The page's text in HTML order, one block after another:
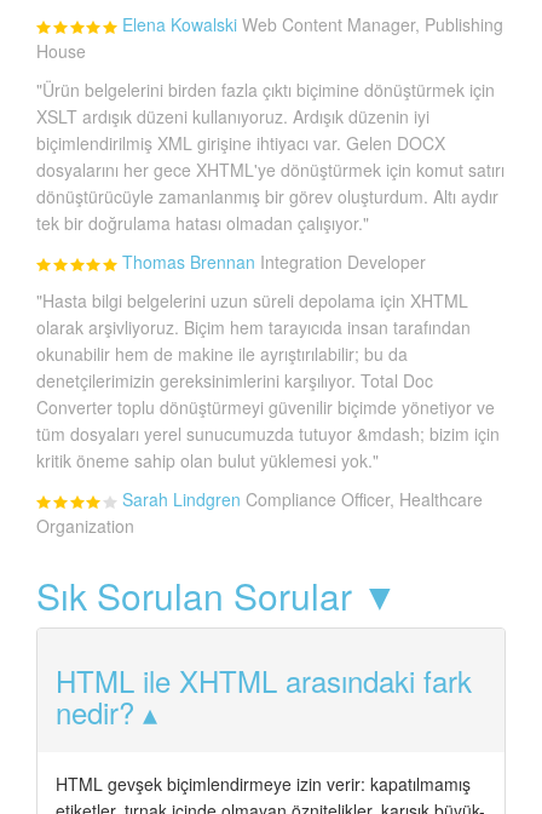
Elena Kowalski Web Content Manager, Publishing
House
"Ürün belgelerini birden fazla çıktı biçimine dönüştürmek için
XSLT ardışık düzeni kullanıyoruz. Ardışık düzenin iyi
biçimlendirilmiş XML girişine ihtiyacı var. Gelen DOCX
dosyalarını her gece XHTML'ye dönüştürmek için komut satırı
dönüştürücüyle zamanlanmış bir görev oluşturdum. Altı aydır
tek bir doğrulama hatası olmadan çalışıyor."
Thomas Brennan Integration Developer
"Hasta bilgi belgelerini uzun süreli depolama için XHTML
olarak arşivliyoruz. Biçim hem tarayıcıda insan tarafından
okunabilir hem de makine ile ayrıştırılabilir; bu da
denetçilerimizin gereksinimlerini karşılıyor. Total Doc
Converter toplu dönüştürmeyi güvenilir biçimde yönetiyor ve
tüm dosyaları yerel sunucumuzda tutuyor &mdash; bizim için
kritik öneme sahip olan bulut yüklemesi yok."
Sarah Lindgren Compliance Officer, Healthcare
Organization
Sık Sorulan Sorular ▼
HTML ile XHTML arasındaki fark
nedir?
HTML gevşek biçimlendirmeye izin verir: kapatılmamış